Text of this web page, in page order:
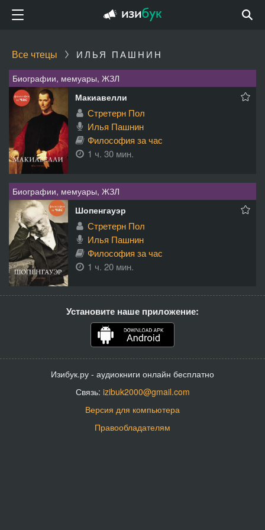
Все чтецы ИЛЬЯ ПАШНИН
Биографии, мемуары, ЖЗЛ
Макиавелли
Стретерн Пол
Илья Пашнин
Философия за час
1 ч. 30 мин.
Биографии, мемуары, ЖЗЛ
Шопенгауэр
Стретерн Пол
Илья Пашнин
Философия за час
1 ч. 20 мин.
Установите наше приложение:
Изибук.ру - аудиокниги онлайн бесплатно
Связь: izibuk2000@gmail.com
Версия для компьютера
Правообладателям